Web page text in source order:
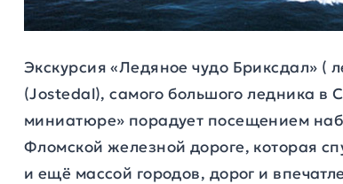
Экскурсия «Ледяное чудо Бриксдал» (
(Jostedal), самого большого ледника в
миниатюре» порадует посещением
Фломской железной дороге, которая
и ещё массой городов, дорог и